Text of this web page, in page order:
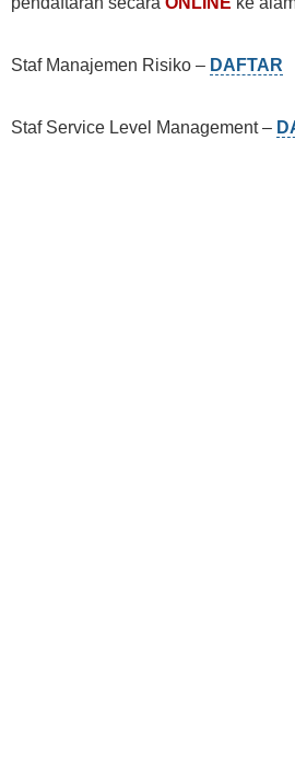
Staf Manajemen Risiko – DAFTAR
Staf Service Level Management –